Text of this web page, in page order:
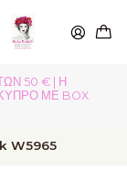
50 € | Η
ΜΕ BOX
W5965